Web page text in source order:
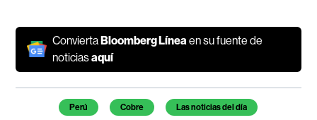
ConviertaBloomberg Línea en su fuente de
noticiasaquí
Temas de este artículo
Perú Cobre Las noticias del día